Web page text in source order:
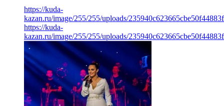
https://kuda-
kazan.ru/image/255/255/uploads/
https://kuda-
kazan.ru/image/255/255/uploads/